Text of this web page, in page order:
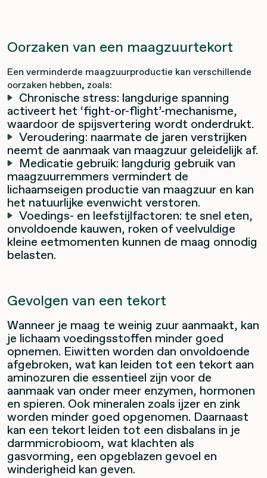
Oorzaken van een maagzuurtekort
Een verminderde maagzuurproductie kan verschillende
oorzaken hebben, zoals:
Chronische stress: langdurige spanning
activeert het ‘fight-or-flight’-mechanisme,
waardoor de spijsvertering wordt onderdrukt.
Veroudering: naarmate de jaren verstrijken
neemt de aanmaak van maagzuur geleidelijk af.
Medicatie gebruik: langdurig gebruik van
maagzuurremmers vermindert de
lichaamseigen productie van maagzuur en kan
het natuurlijke evenwicht verstoren.
Voedings- en leefstijlfactoren: te snel eten,
onvoldoende kauwen, roken of veelvuldige
kleine eetmomenten kunnen de maag onnodig
belasten.
Gevolgen van een tekort
Wanneer je maag te weinig zuur aanmaakt, kan
je lichaam voedingsstoffen minder goed
opnemen. Eiwitten worden dan onvoldoende
afgebroken, wat kan leiden tot een tekort aan
aminozuren die essentieel zijn voor de
aanmaak van onder meer enzymen, hormonen
en spieren. Ook mineralen zoals ijzer en zink
worden minder goed opgenomen. Daarnaast
kan een tekort leiden tot een disbalans in je
darmmicrobioom, wat klachten als
gasvorming, een opgeblazen gevoel en
winderigheid kan geven.